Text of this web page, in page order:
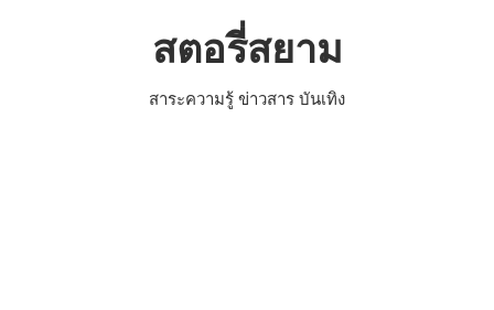
สตอรี่สยาม
สาระความรู้ ข่าวสาร บันเทิง